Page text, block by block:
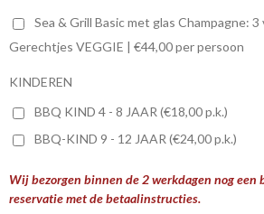
Sea & Grill Basic met glas Champagne:
Gerechtjes VEGGIE | €44,00 per persoon
KINDEREN
BBQ KIND 4 - 8 JAAR (€18,00 p.k.)
BBQ-KIND 9 - 12 JAAR (€24,00 p.k.)
Wij bezorgen binnen de 2 werkdagen nog een
reservatie met de betaalinstructies.